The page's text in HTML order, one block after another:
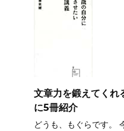
文章力を鍛えてくれ
に5冊紹介
どうも、もぐらです。